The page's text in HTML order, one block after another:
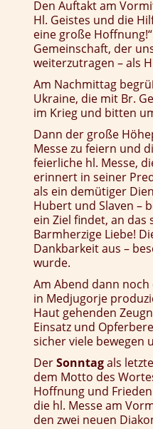
Den Auftakt am
Hl. Geistes und die
eine große
Gemeinschaft, der
weiterzutragen – als
Am Nachmittag
Ukraine, die mit Br.
im Krieg und bitten
Dann der große
Messe zu feiern und
feierliche hl. Messe,
erinnert in seiner
als ein demütiger
Hubert und Slaven –
ein Ziel findet, an das
Barmherzige Liebe!
Dankbarkeit aus –
wurde.
Am Abend dann
in Medjugorje
Haut gehenden
Einsatz und
sicher viele bewegen
DerSonntagals
dem Motto des
Hoffnung und
die hl. Messe am
den zwei neuen